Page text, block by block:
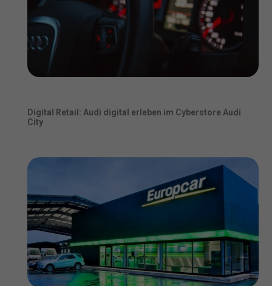
Digital Retail: Audi digital erleben im Cyberstore Audi
City